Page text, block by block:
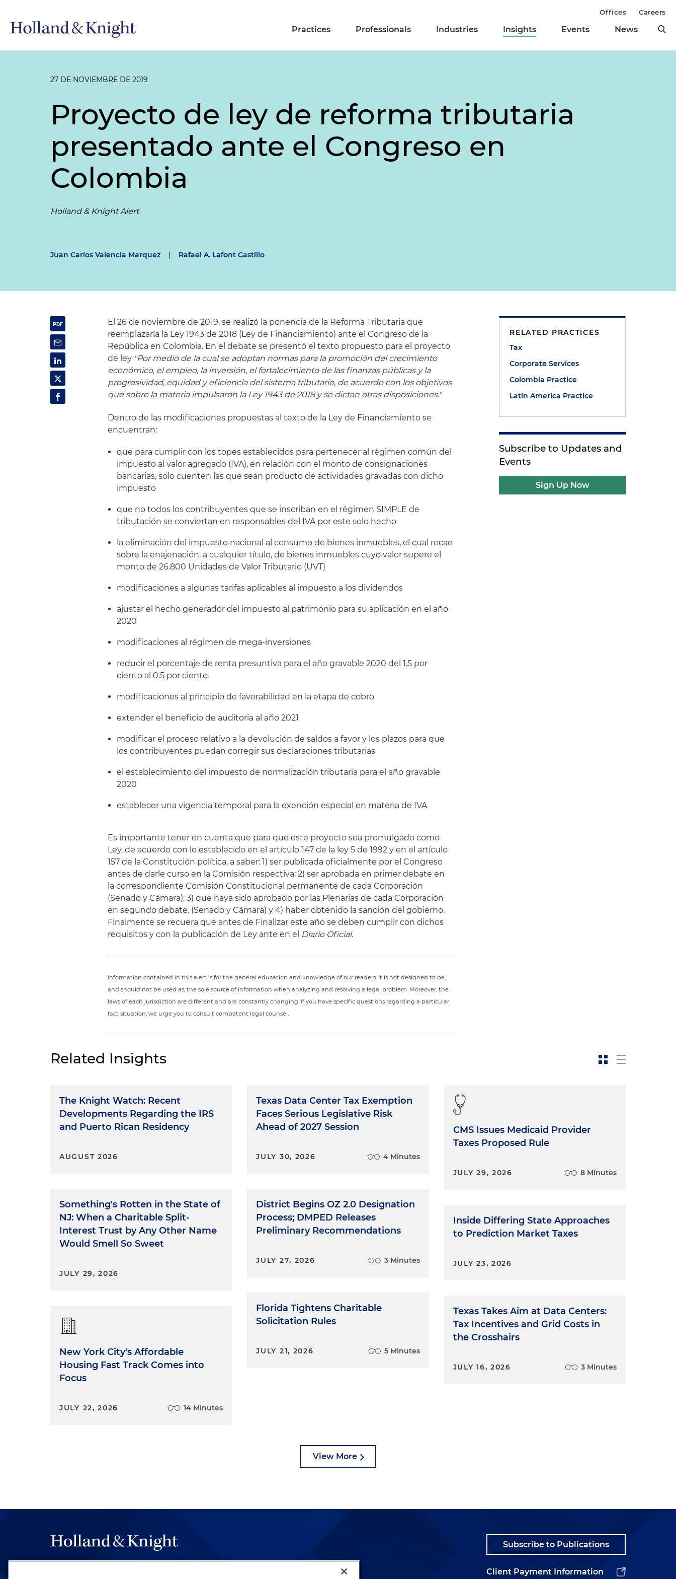
Practices Professionals Industries Insights Events News
Offices Careers
27 DE NOVIEMBRE DE 2019
Proyecto de ley de reforma tributaria
presentado ante el Congreso en
Colombia
Holland & Knight Alert
Juan Carlos Valencia Marquez | Rafael A. Lafont Castillo
El 26 de noviembre de 2019, se realizó la ponencia de la Reforma Tributaria que
reemplazaría la Ley 1943 de 2018 (Ley de Financiamiento) ante el Congreso de la
República en Colombia. En el debate se presentó el texto propuesto para el proyecto
de ley "Por medio de la cual se adoptan normas para la promoción del crecimiento
económico, el empleo, la inversión, el fortalecimiento de las finanzas públicas y la
progresividad, equidad y eficiencia del sistema tributario, de acuerdo con los objetivos
que sobre la materia impulsaron la Ley 1943 de 2018 y se dictan otras disposiciones."
Dentro de las modificaciones propuestas al texto de la Ley de Financiamiento se
encuentran:
que para cumplir con los topes establecidos para pertenecer al régimen común del
impuesto al valor agregado (IVA), en relación con el monto de consignaciones
bancarias, solo cuenten las que sean producto de actividades gravadas con dicho
impuesto
que no todos los contribuyentes que se inscriban en el régimen SIMPLE de
tributación se conviertan en responsables del IVA por este solo hecho
la eliminación del impuesto nacional al consumo de bienes inmuebles, el cual recae
sobre la enajenación, a cualquier título, de bienes inmuebles cuyo valor supere el
monto de 26.800 Unidades de Valor Tributario (UVT)
modificaciones a algunas tarifas aplicables al impuesto a los dividendos
ajustar el hecho generador del impuesto al patrimonio para su aplicación en el año
2020
modificaciones al régimen de mega-inversiones
reducir el porcentaje de renta presuntiva para el año gravable 2020 del 1.5 por
ciento al 0.5 por ciento
modificaciones al principio de favorabilidad en la etapa de cobro
extender el beneficio de auditoria al año 2021
modificar el proceso relativo a la devolución de saldos a favor y los plazos para que
los contribuyentes puedan corregir sus declaraciones tributarias
el establecimiento del impuesto de normalización tributaria para el año gravable
2020
establecer una vigencia temporal para la exención especial en materia de IVA
Es importante tener en cuenta que para que este proyecto sea promulgado como
Ley, de acuerdo con lo establecido en el artículo 147 de la ley 5 de 1992 y en el artículo
157 de la Constitución política, a saber: 1) ser publicada oficialmente por el Congreso
antes de darle curso en la Comisión respectiva; 2) ser aprobada en primer debate en
la correspondiente Comisión Constitucional permanente de cada Corporación
(Senado y Cámara); 3) que haya sido aprobado por las Plenarias de cada Corporación
en segundo debate. (Senado y Cámara) y 4) haber obtenido la sanción del gobierno.
Finalmente se recuera que antes de Finalizar este año se deben cumplir con dichos
requisitos y con la publicación de Ley ante en el Diario Oficial.
Information contained in this alert is for the general education and knowledge of our readers. It is not designed to be,
and should not be used as, the sole source of information when analyzing and resolving a legal problem. Moreover, the
laws of each jurisdiction are different and are constantly changing. If you have specific questions regarding a particular
fact situation, we urge you to consult competent legal counsel.
RELATED PRACTICES
Tax
Corporate Services
Colombia Practice
Latin America Practice
Subscribe to Updates and
Events
Sign Up Now
Related Insights
The Knight Watch: Recent
Developments Regarding the IRS
and Puerto Rican Residency
AUGUST 2026
Something's Rotten in the State of
NJ: When a Charitable Split-
Interest Trust by Any Other Name
Would Smell So Sweet
JULY 29, 2026
New York City's Affordable
Housing Fast Track Comes into
Focus
JULY 22, 2026 14 Minutes
Texas Data Center Tax Exemption
Faces Serious Legislative Risk
Ahead of 2027 Session
JULY 30, 2026 4 Minutes
District Begins OZ 2.0 Designation
Process; DMPED Releases
Preliminary Recommendations
JULY 27, 2026 3 Minutes
Florida Tightens Charitable
Solicitation Rules
JULY 21, 2026 5 Minutes
CMS Issues Medicaid Provider
Taxes Proposed Rule
JULY 29, 2026 8 Minutes
Inside Differing State Approaches
to Prediction Market Taxes
JULY 23, 2026
Texas Takes Aim at Data Centers:
Tax Incentives and Grid Costs in
the Crosshairs
JULY 16, 2026 3 Minutes
View More
Subscribe to Publications
Client Payment Information